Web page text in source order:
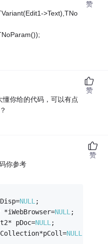
>Text),TNo
赞
你给的代码，可以有点
赞
你参考
NULL ;
*iWebBrowser=
NULL ;
pDoc=
NULL ;
NULL
赞